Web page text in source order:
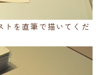
トを直筆で描いてくだ